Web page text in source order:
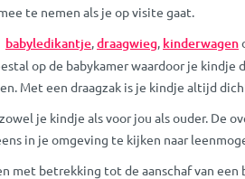
te nemen als je op visite gaat.
babyledikantje,draagwieg, kinderwagen
op de babykamer waardoor je
Met een draagzak is je kindje altijd
je kindje als voor jou als ouder. De
in je omgeving te kijken naar
met betrekking tot de aanschaf van een